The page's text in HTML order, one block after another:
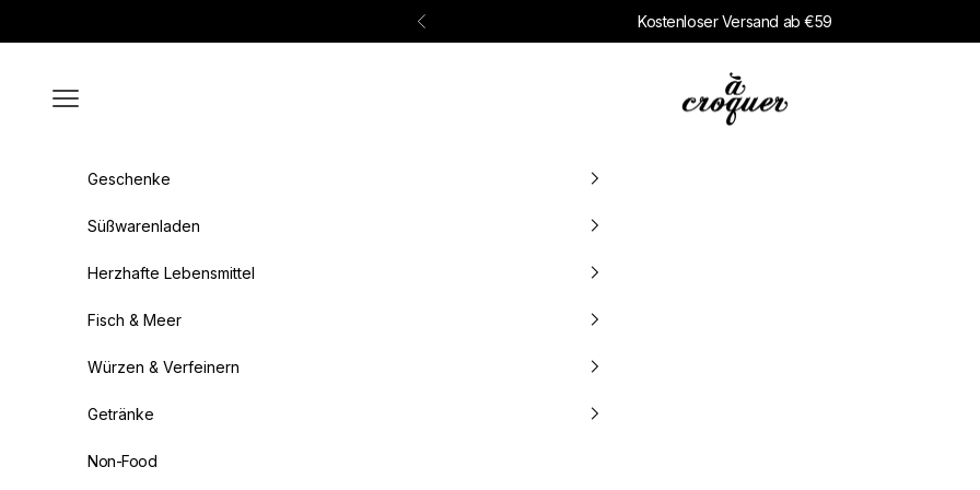
Zurück Kostenloser Versand ab €59
à croquer
Menü
Geschenke
Süßwarenladen
Herzhafte Lebensmittel
Fisch & Meer
Würzen & Verfeinern
Getränke
Non-Food